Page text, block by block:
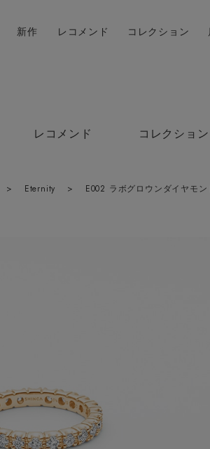
レコメンド コレクション
新作 レコメンド コレクション
> Eternity > E002 ラボグロウンダイヤモ